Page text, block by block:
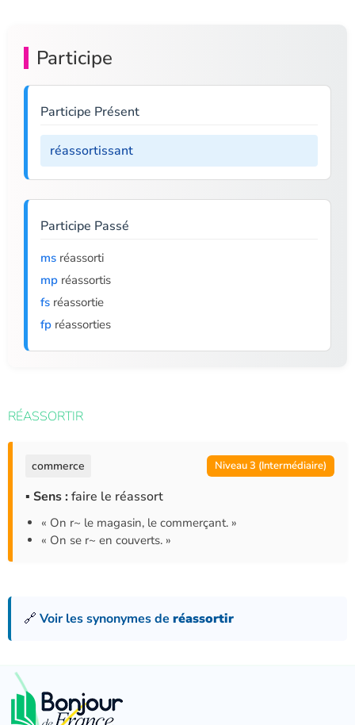
Participe
Participe Présent
réassortissant
Participe Passé
ms réassorti
mp réassortis
fs réassortie
fp réassorties
RÉASSORTIR
commerce Niveau 3 (Intermédiaire)
▪ Sens : faire le réassort
« On r~ le magasin, le commerçant. »
« On se r~ en couverts. »
🔗 Voir les synonymes de réassortir